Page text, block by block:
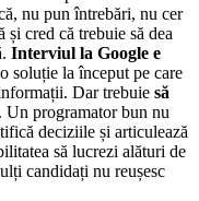
nu pun întrebări, nu cer
și cred că trebuie să dea
Interviul la Google e
soluție la început pe care
Dar trebuie să
. Un programator bun nu
deciziile și articulează
să lucrezi alături de
candidați nu reușesc